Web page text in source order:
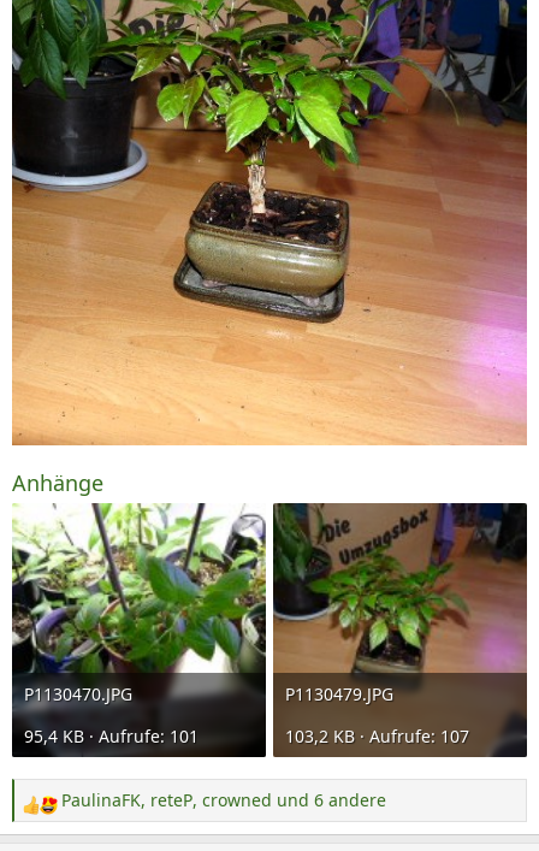
Anhänge
P1130470.JPG
95,4 KB · Aufrufe: 101
P1130479.JPG
103,2 KB · Aufrufe: 107
R
e
PaulinaFK, reteP, crowned und 6 andere